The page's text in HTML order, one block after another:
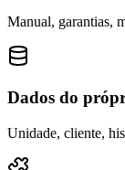
Manual, garantias,
Dados do
Unidade, cliente,